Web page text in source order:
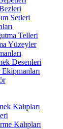
Setleri
Telleri
Yüzeyler
Desenleri
Kalıpları
Kalıpları